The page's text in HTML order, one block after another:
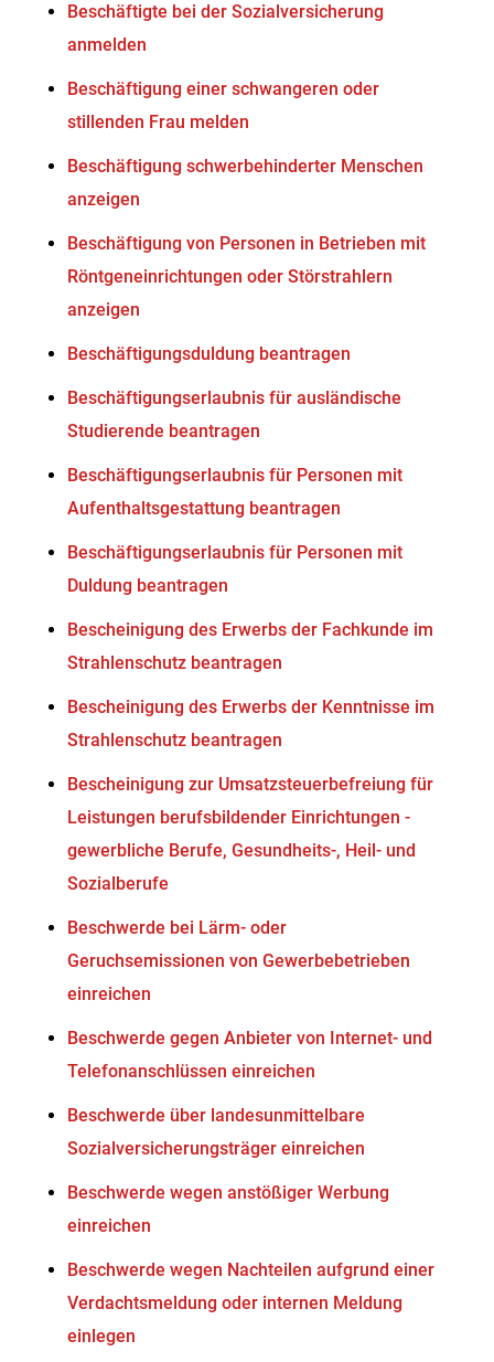
Beschäftigte bei der Sozialversicherung
anmelden
Beschäftigung einer schwangeren oder
stillenden Frau melden
Beschäftigung schwerbehinderter Menschen
anzeigen
Beschäftigung von Personen in Betrieben mit
Röntgeneinrichtungen oder Störstrahlern
anzeigen
Beschäftigungsduldung beantragen
Beschäftigungserlaubnis für ausländische
Studierende beantragen
Beschäftigungserlaubnis für Personen mit
Aufenthaltsgestattung beantragen
Beschäftigungserlaubnis für Personen mit
Duldung beantragen
Bescheinigung des Erwerbs der Fachkunde im
Strahlenschutz beantragen
Bescheinigung des Erwerbs der Kenntnisse im
Strahlenschutz beantragen
Bescheinigung zur Umsatzsteuerbefreiung für
Leistungen berufsbildender Einrichtungen -
gewerbliche Berufe, Gesundheits-, Heil- und
Sozialberufe
Beschwerde bei Lärm- oder
Geruchsemissionen von Gewerbebetrieben
einreichen
Beschwerde gegen Anbieter von Internet- und
Telefonanschlüssen einreichen
Beschwerde über landesunmittelbare
Sozialversicherungsträger einreichen
Beschwerde wegen anstößiger Werbung
einreichen
Beschwerde wegen Nachteilen aufgrund einer
Verdachtsmeldung oder internen Meldung
einlegen